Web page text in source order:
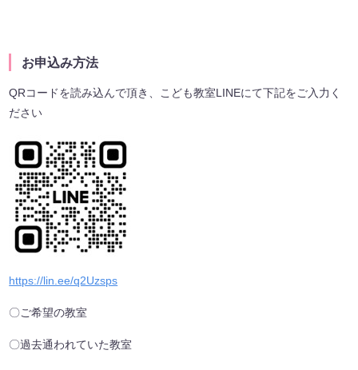
お申込み方法
QRコードを読み込んで頂き、こども教室LINEにて下記をご入力く
ださい
https://lin.ee/q2Uzsps
〇ご希望の教室
〇過去通われていた教室